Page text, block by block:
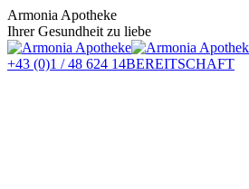
Zum
Inhalt
springen
Armonia Apotheke
Ihrer Gesundheit zu liebe
+43 (0)1 / 48 624 14BEREITSCHAFT